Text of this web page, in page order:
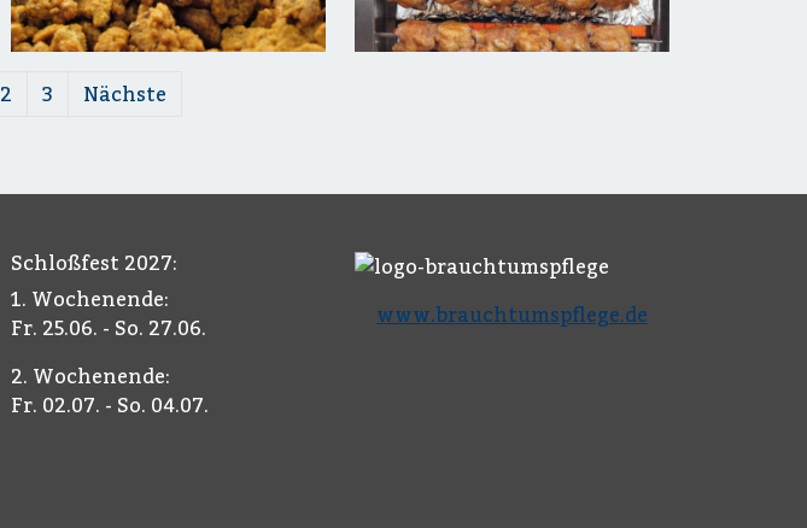
2 3 Nächste
Schloßfest 2027:
1. Wochenende:
Fr. 25.06. - So. 27.06.
2. Wochenende:
Fr. 02.07. - So. 04.07.
www.brauchtumspflege.de